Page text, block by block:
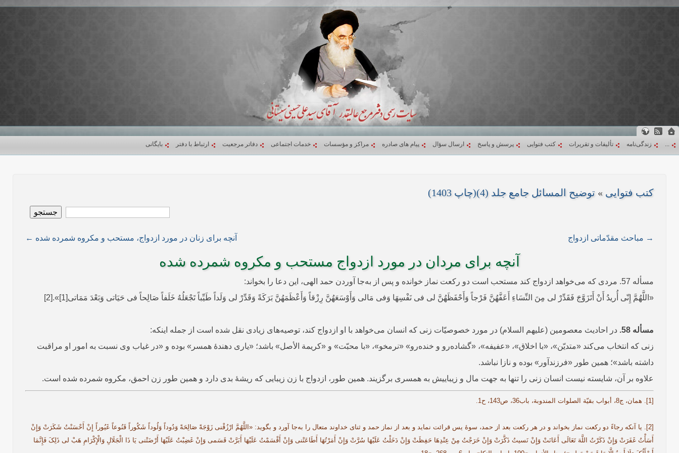
... زندگی‌نامه تألیفات و تقریرات کتب فتوایی پرسش و پاسخ ارسال سؤال پیام های صادره مراکز و مؤسسات خدمات اجتماعی دفاتر مرجعیت ارتباط با دفتر بایگانی
کتب فتوایی » توضیح المسائل جامع جلد (4)(چاپ 1403)
جستجو
آنچه برای زنان در مورد ازدواج، ‌مستحب و مکروه شمرده شده ← → مباحث مقدّماتی ازدواج
آنچه برای مردان در مورد ازدواج مستحب و مکروه شمرده شده
مسأله 57. مردی که می‌خواهد ازدواج کند مستحب است دو رکعت نماز خوانده و پس از به‌جا آوردن حمد الهی، ‌این دعا را بخواند:
«اللَّهُمَّ إِنّی أُریدُ أَنْ أَتَزَوَّجَ فَقَدِّرْ لی مِنَ النِّسَاءِ أَعَفَّهُنَّ فَرْجاً وَأَحْفَظَهُنَّ لی فی نَفْسِهَا وَفی مَالی وَأَوْسَعَهُنَّ رِزْقاً وَأَعْظَمَهُنَّ بَرَکَةً وَقَدِّرْ لی وَلَداً طَیِّباً تَجْعَلُهُ خَلَفاً صَالِحاً فی حَیَاتی وَبَعْدَ مَمَاتی[1]».[2]
مسأله 58.
در احادیث معصومین (علیهم السلام) در مورد خصوصیّات زنی که انسان می‌خواهد با او ازدواج کند، ‌توصیه‌های زیادی نقل شده است از جمله اینکه:
زنی که انتخاب می‌کند «متدیّن»، «با اخلاق»، «عفیفه»، «گشاده‌رو و خنده‌رو» «نرمخو»، ‌«با محبّت» و «کریمة الأصل» باشد؛ «یاری دهندۀ همسر» بوده و «در غیاب وی نسبت به امور او مراقبت
داشته باشد»؛ همین طور «فرزندآور» بوده و نازا نباشد.
علاوه بر آن، شایسته نیست انسان زنی را تنها به جهت مال و زیباییش به همسری برگزیند. ‌همین طور، ازدواج با زن زیبایی که ریشۀ ‌بدی دارد و همین طور زن احمق، مکروه شمرده شده است.
[1]. همان، ج‌8، أبواب بقیّة الصلوات المندوبة، باب36، ص143، ح1.
[2]. یا آنکه رجاءً دو رکعت نماز بخواند و در هر رکعت بعد از حمد، سوۀ یس قرائت نماید و بعد از نماز حمد و ثنای خداوند متعال را به‌جا آورد و بگوید: «اللَّهُمَّ ارْزُقْنی زَوْجَةً صَالِحَةً وَدُوداً وَلُوداً شَکُوراً قَنُوعاً غَیُوراً إِنْ أَحْسَنْتُ شَکَرَتْ وَإِنْ
أَسَأْتُ غَفَرَتْ وَإِنْ ذَکَرْتُ اللَّهَ تَعَالَی أَعَانَتْ وَإِنْ نَسیتُ ذَکَّرَتْ وَإِنْ خَرَجْتُ مِنْ عِنْدِهَا حَفِظَتْ وَإِنْ دَخَلْتُ عَلَیْهَا سُرَّتْ وَإِنْ أَمَرْتُهَا أَطَاعَتْنی وَإِنْ أَقْسَمْتُ عَلَیْهَا أَبَرَّتْ قَسَمی وَإِنْ غَضِبْتُ عَلَیْهَا أَرْضَتْنی یَا ذَا الْجَلَالِ وَالْإِکْرَامِ هَبْ لی ذَلِکَ فَإِنَّمَا